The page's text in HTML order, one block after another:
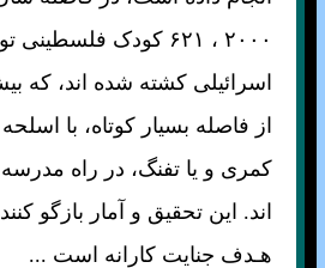
۲۰۰۰ ، ۶۲۱ کودک
از فاصله بسيار کوتاه، با
کمری و يا تفنگ، در راه
اند. اين تحقيق و آمار بازگو
هـدف جنايت کارانه است ...